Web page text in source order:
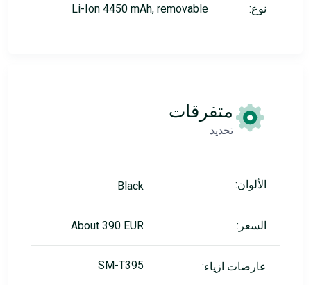
نوع: Li-Ion 4450 mAh, removable
متفرقات
تحديد
الألوان: Black
السعر: About 390 EUR
عارضات ازياء: SM-T395